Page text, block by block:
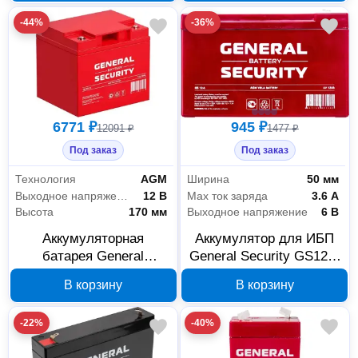
-44%
6771 ₽12091 ₽
Под заказ
Технология
AGM
12 В
Высота
170 мм
Аккумуляторная
батарея General
40 Ач
В корзину
-36%
945 ₽1477 ₽
Под заказ
Ширина
50 мм
Max ток заряда
3.6 А
Выходное напряжение
6 В
Аккумулятор для ИБП
General Security GS12-6
В корзину
-22% -40%